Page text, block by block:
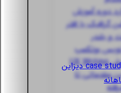
دوره آموزش
گرافیک با افتر
و بلندر
نویسبوتکمپ
آموزش UX Writing
مقدماتی تا